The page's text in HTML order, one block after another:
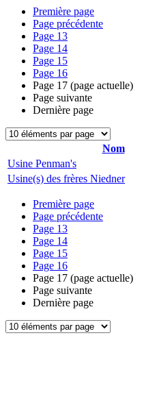
Première page
Page précédente
Page 13
Page 14
Page 15
Page 16
Page 17 (page actuelle)
Page suivante
Dernière page
Nom
Usine Penman's
Usine(s) des frères Niedner
Première page
Page précédente
Page 13
Page 14
Page 15
Page 16
Page 17 (page actuelle)
Page suivante
Dernière page